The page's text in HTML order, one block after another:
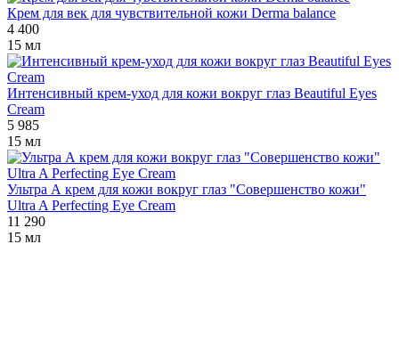
Крем для век для чувствительной кожи Derma balance
4 400
15 мл
Интенсивный крем-уход для кожи вокруг глаз Beautiful Eyes
Cream
5 985
15 мл
Ультра А крем для кожи вокруг глаз "Совершенство кожи"
Ultra A Perfecting Eye Cream
11 290
15 мл